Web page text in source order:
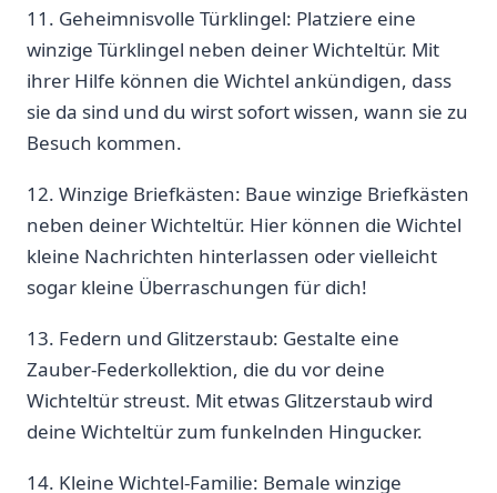
11. Geheimnisvolle Türklingel: Platziere eine
winzige Türklingel neben deiner Wichteltür. Mit
ihrer Hilfe können⁢ die Wichtel ankündigen, dass
sie ​da sind und du wirst sofort wissen, wann sie ⁣zu
‌Besuch ​kommen.
12. ​Winzige Briefkästen: Baue winzige⁣ Briefkästen
neben⁣ deiner‍ Wichteltür. Hier können‌ die Wichtel
kleine ⁣Nachrichten hinterlassen oder vielleicht ​
sogar ‌kleine Überraschungen für dich!
13. Federn und Glitzerstaub: Gestalte eine
Zauber-Federkollektion, ‍die du vor deine
Wichteltür⁢ streust. Mit etwas‌ Glitzerstaub ⁢wird
⁣deine⁢ Wichteltür zum funkelnden Hingucker.
14.⁤ Kleine⁢ Wichtel-Familie: Bemale winzige